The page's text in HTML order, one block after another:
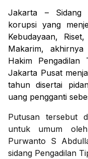
Jakarta – Sidang
korupsi yang
Kebudayaan,
Makarim,
Hakim Pengadilan
Jakarta Pusat
tahun disertai
uang pengganti
Putusan tersebut
untuk umum
Purwanto S
sidang Pengadilan